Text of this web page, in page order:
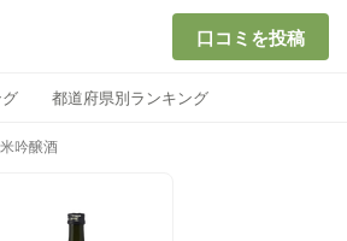
口コミを投稿
都道府県別ランキング
吟醸酒